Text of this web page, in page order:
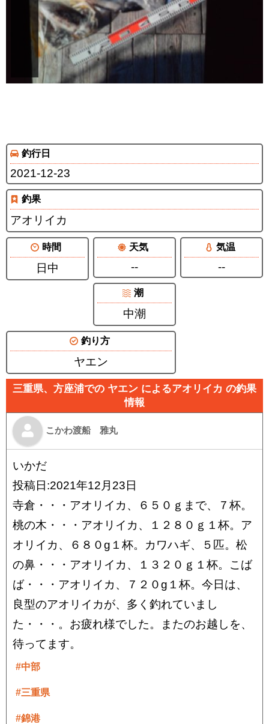
釣行日
2021-12-23
釣果
アオリイカ
時間
日中
天気
--
気温
--
潮
中潮
釣り方
ヤエン
三重県、方座浦での ヤエン によるアオリイカ の釣果
情報
こかわ渡船 雅丸
いかだ
投稿日:2021年12月23日
寺倉・・・アオリイカ、６５０ｇまで、７杯。
桃の木・・・アオリイカ、１２８０ｇ１杯。ア
オリイカ、６８０g１杯。カワハギ、５匹。松
の鼻・・・アオリイカ、１３２０ｇ１杯。こば
ば・・・アオリイカ、７２０g１杯。今日は、
良型のアオリイカが、多く釣れていまし
た・・・。お疲れ様でした。またのお越しを、
待ってます。
#中部
#三重県
#錦港